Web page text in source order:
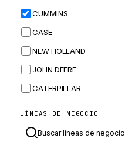
CUMMINS
CASE
NEW HOLLAND
JOHN DEERE
CATERPILLAR
MASSEY FERGUSON
LÍNEAS DE NEGOCIO